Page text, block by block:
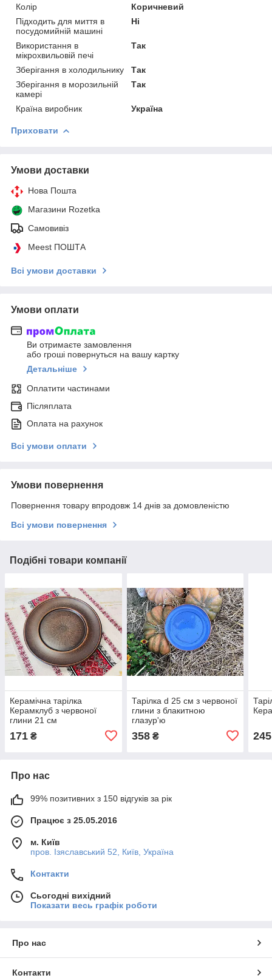
Колір
Коричневий
Підходить для миття в
посудомийній машині
Ні
Використання в
мікрохвильовій печі
Так
Зберігання в холодильнику
Так
Зберігання в морозильній
камері
Так
Країна виробник Україна
Приховати
Умови доставки
Нова Пошта
Магазини Rozetka
Самовивіз
Meest ПОШТА
Всі умови доставки
Умови оплати
Ви отримаєте замовлення
або гроші повернуться на вашу картку
Детальніше
Оплатити частинами
Післяплата
Оплата на рахунок
Всі умови оплати
Умови повернення
Повернення товару впродовж 14 днів за домовленістю
Всі умови повернення
Подібні товари компанії
Керамічна тарілка
Керамклуб з червоної
глини 21 см
171 ₴
Тарілка d 25 см з червоної
глини з блакитною
глазур'ю
358₴ 245
Про нас
99% позитивних з 150 відгуків за рік
Працює з 25.05.2016
м. Київ
пров. Ізяславський 52, Київ, Україна
Контакти
Сьогодні вихідний
Показати весь графік роботи
Про нас
Контакти